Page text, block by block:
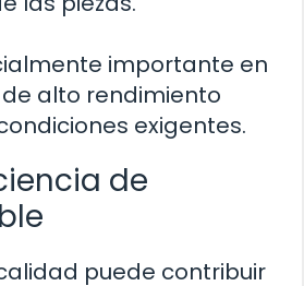
importante en
alto rendimiento
exigentes.
de
puede contribuir